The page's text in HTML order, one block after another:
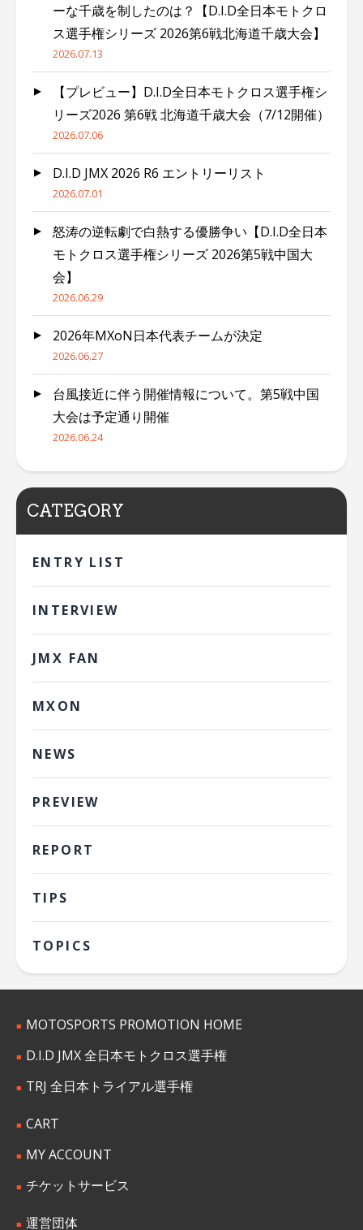
ーな千歳を制したのは？【D.I.D全日本モトクロ
ス選手権シリーズ 2026第6戦北海道千歳大会】
2026.07.13
【プレビュー】D.I.D全日本モトクロス選手権シ
リーズ2026 第6戦 北海道千歳大会（7/12開催）
2026.07.06
D.I.D JMX 2026 R6 エントリーリスト
2026.07.01
怒涛の逆転劇で白熱する優勝争い【D.I.D全日本
モトクロス選手権シリーズ 2026第5戦中国大
会】
2026.06.29
2026年MXoN日本代表チームが決定
2026.06.27
台風接近に伴う開催情報について。第5戦中国
大会は予定通り開催
2026.06.24
CATEGORY
ENTRY LIST
INTERVIEW
JMX FAN
MXON
NEWS
PREVIEW
REPORT
TIPS
TOPICS
MOTOSPORTS PROMOTION HOME
D.I.D JMX 全日本モトクロス選手権
TRJ 全日本トライアル選手権
CART
MY ACCOUNT
チケットサービス
運営団体